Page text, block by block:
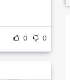
0 0